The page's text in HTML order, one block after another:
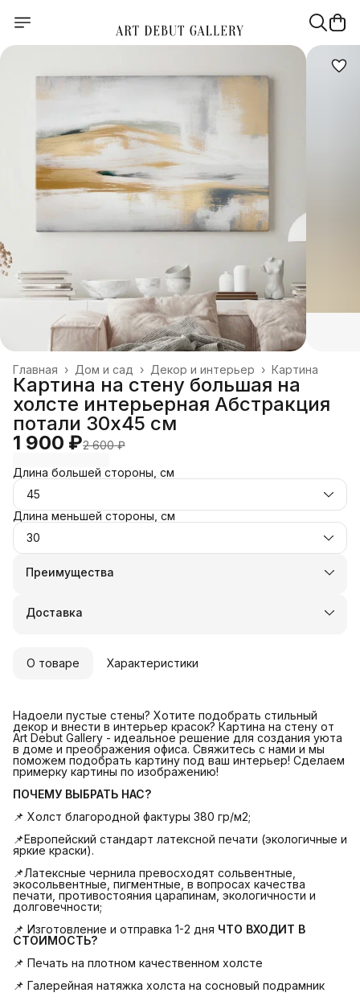
Картина
Декор и интерьер ›
Дом и сад ›
Главная ›
Картина на стену большая на
холсте интерьерная Абстракция
потали 30х45 см
1 900 ₽2 600 ₽
Длина большей стороны, см
45
Длина меньшей стороны, см
30
Преимущества
Оплата частями в Сплит
Удобный возврат
Доставка
О товаре Характеристики
Надоели пустые стены? Хотите подобрать стильный
декор и внести в интерьер красок? Картина на стену от
Art Debut Gallery - идеальное решение для создания уюта
в доме и преображения офиса. Свяжитесь с нами и мы
поможем подобрать картину под ваш интерьер! Сделаем
примерку картины по изображению!
ПОЧЕМУ ВЫБРАТЬ НАС?
📌 Холст благородной фактуры 380 гр/м2;
📌Европейский стандарт латексной печати (экологичные и
яркие краски).
📌Латексные чернила превосходят сольвентные,
экосольвентные, пигментные, в вопросах качества
печати, противостояния царапинам, экологичности и
долговечности;
📌 Изготовление и отправка 1-2 дня ЧТО ВХОДИТ В
СТОИМОСТЬ?
📌 Печать на плотном качественном холсте
📌 Галерейная натяжка холста на сосновый подрамник